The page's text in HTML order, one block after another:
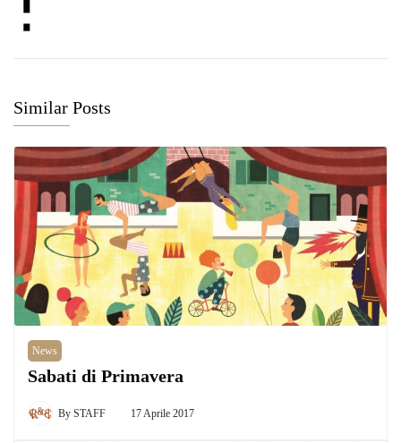
Similar Posts
News
Sabati di Primavera
By STAFF 17 Aprile 2017